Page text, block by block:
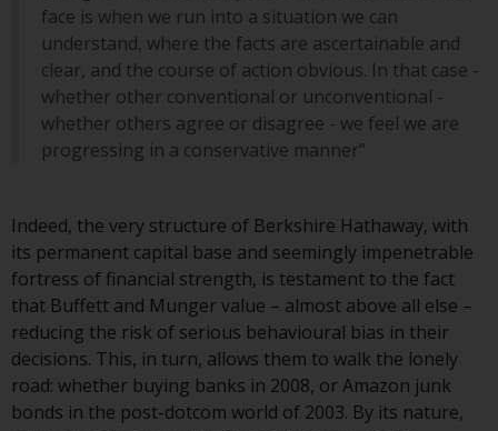
Bestimmte Personen haben
möglicherweise Zugang zu
Informationen über Redwheel
Funds, eine
Investmentgesellschaft, die als
Capital Variable“ nach
luxemburgischem Recht
gegründet wurde. Die Teilfonds
von Redwheel Funds, auf die auf
der Website verwiesen wird,
werden nur durch den aktuellen
Verkaufsprospekt angeboten. Der
Verkaufsprospekt enthält
face is when we run into a situation we can
understand, where the facts are ascertainable and
clear, and the course of action obvious. In that case -
whether other conventional or unconventional -
whether others agree or disagree - we feel we are
progressing in a conservative manner”
Indeed, the very structure of Berkshire Hathaway, with
its permanent capital base and seemingly impenetrable
fortress of financial strength, is testament to the fact
that Buffett and Munger value – almost above all else –
reducing the risk of serious behavioural bias in their
decisions. This, in turn, allows them to walk the lonely
road: whether buying banks in 2008, or Amazon junk
bonds in the post-dotcom world of 2003. By its nature,